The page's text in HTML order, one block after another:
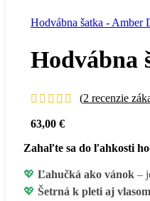
Hodvábna šatka - Amber
Hodvábna
(2 recenzie
63,00 €
Zahaľte sa do ľahkosti
💖 Ľahučká ako vánok –
💖 Šetrná k pleti aj